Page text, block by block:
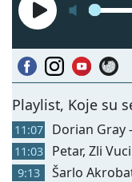
Playlist, Koje su
11:07 Dorian Gray
11:03 Petar, Zli
9:13 Šarlo